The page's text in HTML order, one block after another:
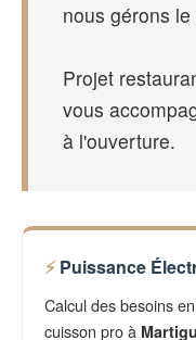
nous gérons le
Projet
vous
à l'ouverture.
Puissance
Calcul des besoins
cuisson pro à